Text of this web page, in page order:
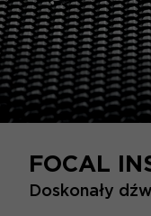
FOCAL
Doskonały